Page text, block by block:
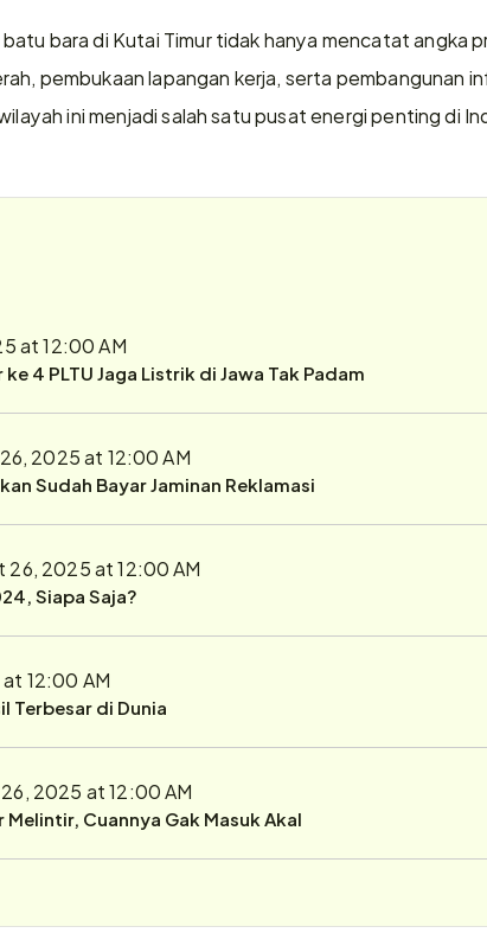
bara di Kutai Timur tidak hanya mencatat angka
pembukaan lapangan kerja, serta pembangunan
ini menjadi salah satu pusat energi penting di
at 12:00 AM
4 PLTU Jaga Listrik di Jawa Tak Padam
2025 at 12:00 AM
Sudah Bayar Jaminan Reklamasi
26, 2025 at 12:00 AM
Siapa Saja?
12:00 AM
Terbesar di Dunia
2025 at 12:00 AM
Melintir, Cuannya Gak Masuk Akal